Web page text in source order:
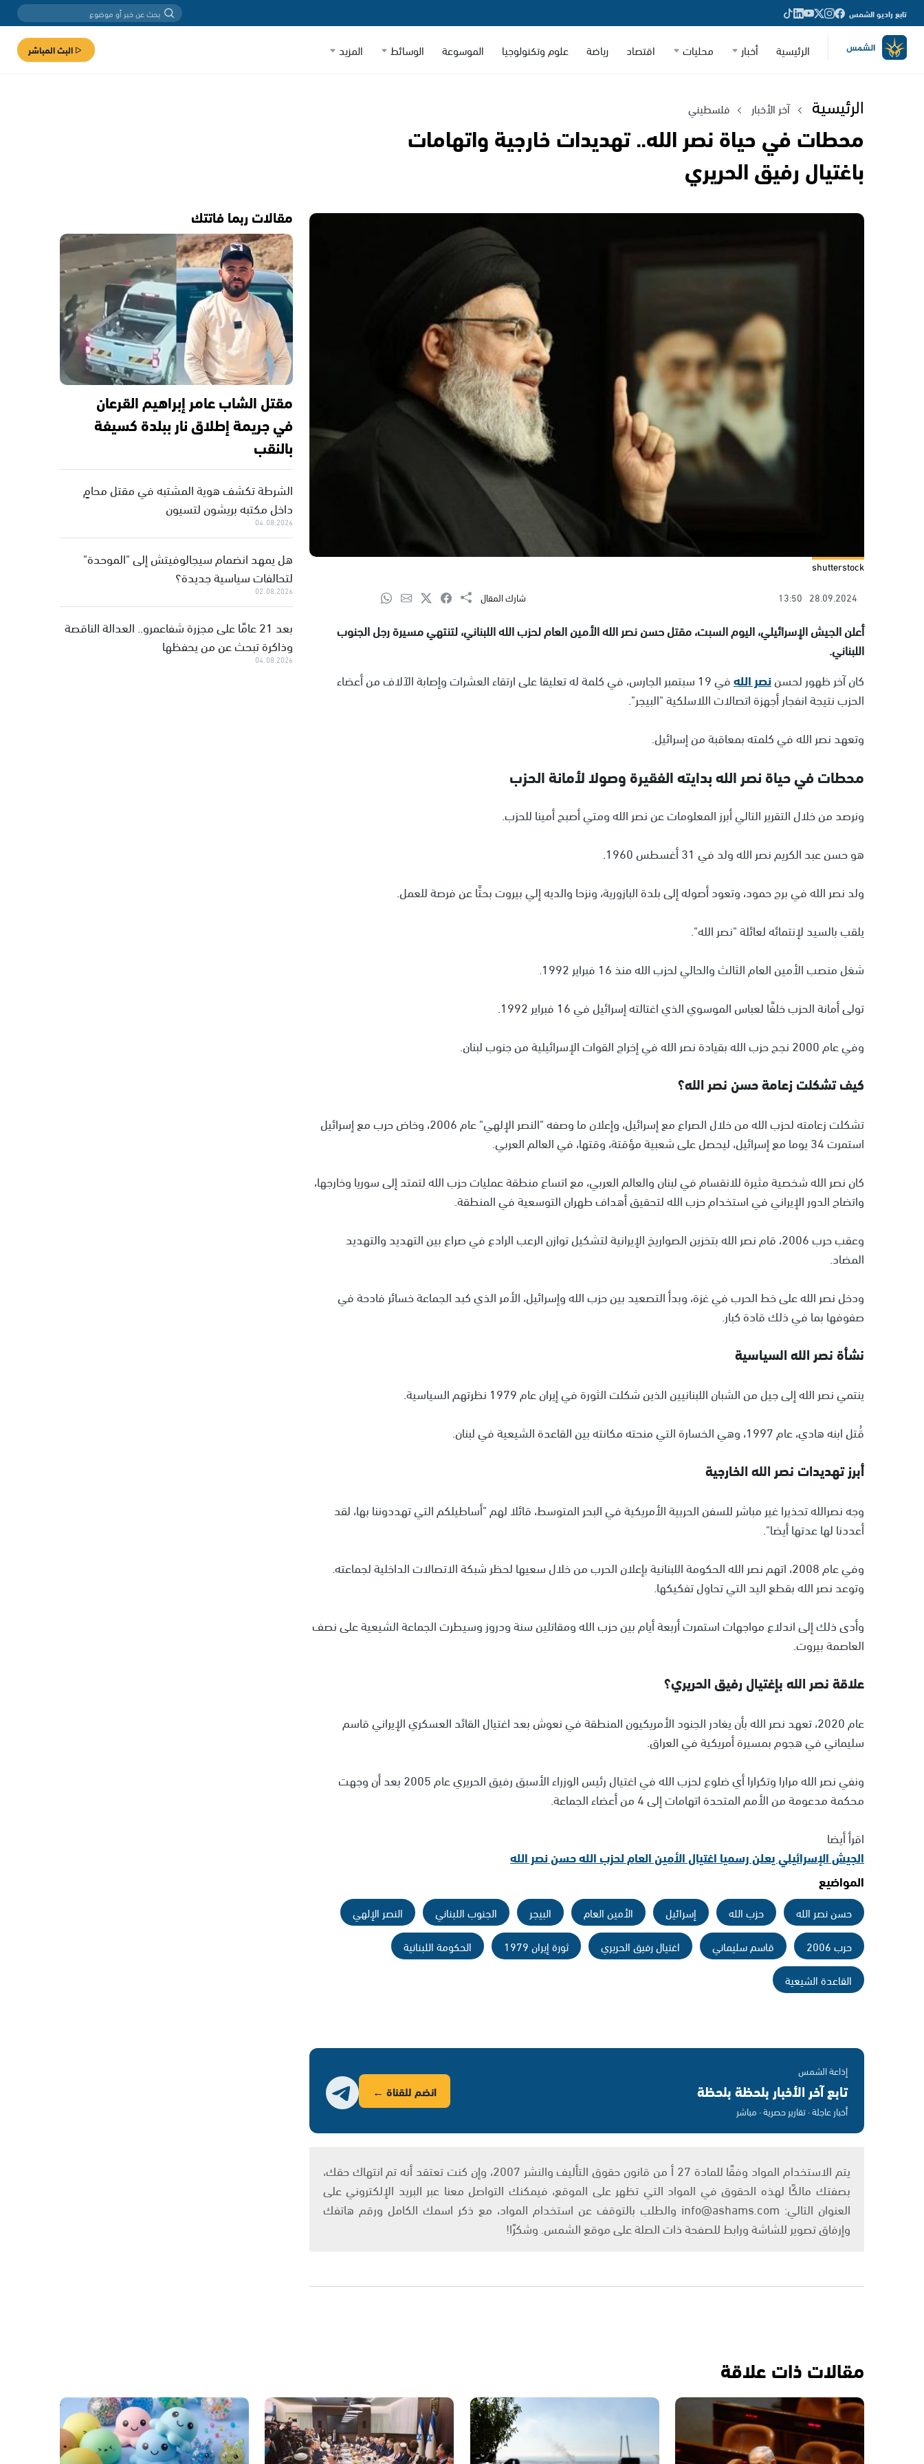
تابع راديو الشمس
الرئيسية أخبار محليات اقتصاد رياضة علوم وتكنولوجيا الموسوعة الوسائط المزيد البث المباشر
الرئيسية آخر الأخبار فلسطيني
محطات في حياة نصر الله.. تهديدات خارجية واتهامات
باغتيال رفيق الحريري
shutterstock
28.09.2024
13:50 شارك المقال
أعلن الجيش الإسرائيلي، اليوم السبت، مقتل حسن نصر الله الأمين العام لحزب الله اللبناني، لتنتهي مسيرة رجل الجنوب
اللبناني.
كان آخر ظهور لحسننصر الله
في 19 سبتمبر الجارس، في كلمة له تعليقا على ارتقاء العشرات وإصابة الآلاف من أعضاء
الحزب نتيجة انفجار أجهزة اتصالات اللاسلكية "البيجر".
وتعهد نصر الله في كلمته بمعاقبة من إسرائيل.
محطات في حياة نصر الله بدايته الفقيرة وصولا لأمانة الحزب
ونرصد من خلال التقرير التالي أبرز المعلومات عن نصر الله ومتي أصبح أمينا للحزب.
هو حسن عبد الكريم نصر الله ولد في 31 أغسطس 1960.
ولد نصر الله في برج حمود، وتعود أصوله إلى بلدة البازورية، ونزحا والديه إلي بيروت بحثًا عن فرصة للعمل.
يلقب بالسيد لإنتمائه لعائلة "نصر الله".
شغل منصب الأمين العام الثالث والحالي لحزب الله منذ 16 فبراير 1992.
تولى أمانة الحزب خلفًا لعباس الموسوي الذي اغتالته إسرائيل في 16 فبراير 1992.
وفي عام 2000 نجح حزب الله بقيادة نصر الله في إخراج القوات الإسرائيلية من جنوب لبنان.
كيف تشكلت زعامة حسن نصر الله؟
تشكلت زعامته لحزب الله من خلال الصراع مع إسرائيل، وإعلان ما وصفه "النصر الإلهي" عام 2006، وخاض حرب مع إسرائيل
استمرت 34 يوما مع إسرائيل، ليحصل على شعبية مؤقتة، وقتها، في العالم العربي.
كان نصر الله شخصية مثيرة للانقسام في لبنان والعالم العربي، مع اتساع منطقة عمليات حزب الله لتمتد إلى سوريا وخارجها،
واتضاح الدور الإيراني في استخدام حزب الله لتحقيق أهداف طهران التوسعية في المنطقة.
وعقب حرب 2006، قام نصر الله بتخزين الصواريخ الإيرانية لتشكيل توازن الرعب الرادع في صراع بين التهديد والتهديد
المضاد.
ودخل نصر الله على خط الحرب في غزة، وبدأ التصعيد بين حزب الله وإسرائيل، الأمر الذي كبد الجماعة خسائر فادحة في
صفوفها بما في ذلك قادة كبار.
نشأة نصر الله السياسية
ينتمي نصر الله إلى جيل من الشبان اللبنانيين الذين شكلت الثورة في إيران عام 1979 نظرتهم السياسية.
قُتل ابنه هادي، عام 1997، وهي الخسارة التي منحته مكانته بين القاعدة الشيعية في لبنان.
أبرز تهديدات نصر الله الخارجية
وجه نصرالله تحذيرا غير مباشر للسفن الحربية الأمريكية في البحر المتوسط، قائلا لهم "أساطيلكم التي تهددوننا بها، لقد
أعددنا لها عدتها أيضا".
وفي عام 2008، اتهم نصر الله الحكومة اللبنانية بإعلان الحرب من خلال سعيها لحظر شبكة الاتصالات الداخلية لجماعته.
وتوعد نصر الله بقطع اليد التي تحاول تفكيكها.
وأدى ذلك إلى اندلاع مواجهات استمرت أربعة أيام بين حزب الله ومقاتلين سنة ودروز وسيطرت الجماعة الشيعية على نصف
العاصمة بيروت.
علاقة نصر الله بإغتيال رفيق الحريري؟
عام 2020، تعهد نصر الله بأن يغادر الجنود الأمريكيون المنطقة في نعوش بعد اغتيال القائد العسكري الإيراني قاسم
سليماني في هجوم بمسيرة أمريكية في العراق.
ونفي نصر الله مرارا وتكرارا أي ضلوع لحزب الله في اغتيال رئيس الوزراء الأسبق رفيق الحريري عام 2005 بعد أن وجهت
محكمة مدعومة من الأمم المتحدة اتهامات إلى 4 من أعضاء الجماعة.
اقرأ أيضا
الجيش الإسرائيلي يعلن رسميا اغتيال الأمين العام لحزب الله حسن نصر الله
المواضيع
حسن نصر الله حزب الله إسرائيل الأمين العام البيجر الجنوب اللبناني
النصر الإلهي
حرب 2006
قاسم سليماني اغتيال رفيق الحريري ثورة إيران 1979
الحكومة اللبنانية
القاعدة الشيعية
إذاعة الشمس
تابع آخر الأخبار بلحظة بلحظة
أخبار عاجلة · تقارير حصرية · مباشر
انضم للقناة ←
يتم الاستخدام المواد وفقًا للمادة 27 أ من قانون حقوق التأليف والنشر 2007، وإن كنت تعتقد أنه تم انتهاك حقك،
بصفتك مالكًا لهذه الحقوق في المواد التي تظهر على الموقع، فيمكنك التواصل معنا عبر البريد الإلكتروني على
العنوان التالي: info@ashams.com والطلب بالتوقف عن استخدام المواد، مع ذكر اسمك الكامل ورقم هاتفك
وإرفاق تصوير للشاشة ورابط للصفحة ذات الصلة على موقع الشمس. وشكرًا!
مقالات ربما فاتتك
مقتل الشاب عامر إبراهيم القرعان
في جريمة إطلاق نار ببلدة كسيفة
بالنقب
الشرطة تكشف هوية المشتبه في مقتل محامٍ
داخل مكتبه بريشون لتسيون
04.08.2026
هل يمهد انضمام سيجالوفيتش إلى "الموحدة"
لتحالفات سياسية جديدة؟
02.08.2026
بعد 21 عامًا على مجزرة شفاعمرو.. العدالة الناقصة
وذاكرة تبحث عن من يحفظها
04.08.2026
مقالات ذات علاقة